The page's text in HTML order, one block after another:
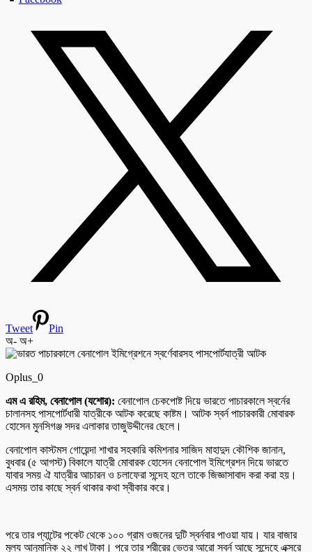
Tweet
Pin
অ- অ+
Oplus_0
এম এ রহিম, বেনাপোল (যশোর): বেনাপোল চেকপোষ্ট দিয়ে ভারতে পাচারকালে স্বর্নের
চালানসহ পাসপোর্টধারী যাত্রীকে আটক করেছে কাষ্টম। আটক স্বর্ন পাচারকারী মোবারক
হোসেন মুনসিগঞ্জ সদর এলাকার তাজুউদ্দীনের ছেলে।
বেনাপোল কাস্টমস গোয়েন্দা শাখার সহকারি কমিশনার সাজিদ মাহাদুদ কৌশিক জানান,
বুধবার (৫ আগস্ট) বিকালে যাত্রী মোবারক হোসেন বেনাপোল ইমিগ্রেশন দিয়ে ভারতে
যাবার সময় ঐ যাত্রীর আচারন ও চলাফেরা সন্দেহ হলে তাকে জিজ্ঞাসাবাদ করা করা হয়।
এসময় তার কাছে স্বর্ন থাকার কথা স্বীকার করে।
পরে তার প্যান্টের পকেট থেকে ১০০ গ্রাম ওজনের দুটি স্বর্নবার পাওয়া যায়। যার বাজার
মুল্য আনুমানিক ২২ লাখ টাকা। পরে তার শরীরের ভেতর আরো স্বর্ন আছে সন্দেহে এক্সরে